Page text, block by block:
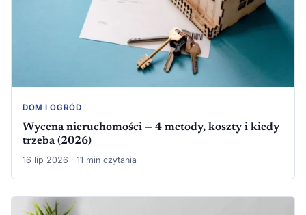
DOM I OGRÓD
Wycena nieruchomości — 4 metody, koszty i kiedy
trzeba (2026)
16 lip 2026 · 11 min czytania